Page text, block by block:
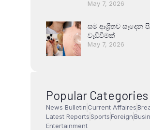
May 7, 2026
සම ආශ්‍රිතව සෑදෙන
වැඩිවීමක්
May 7, 2026
Popular Categories
News Bulletin Current Affaires
Latest ReportsSportsForeign
Entertainment